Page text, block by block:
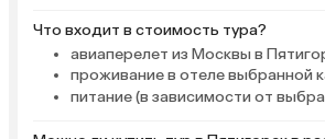
Что входит в стоимость тура?
авиаперелет из Москвы в
проживание в отеле выбранной
питание (в зависимости от